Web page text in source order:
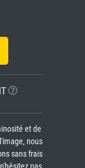
et de
nous
sans frais